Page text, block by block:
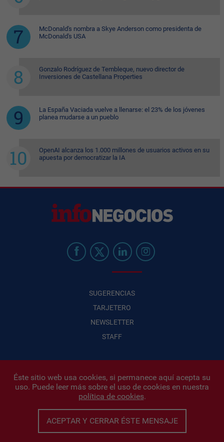
McDonald's nombra a Skye Anderson como presidenta de
McDonald's USA
Gonzalo Rodríguez de Tembleque, nuevo director de
Inversiones de Castellana Properties
La España Vaciada vuelve a llenarse: el 23% de los jóvenes
planea mudarse a un pueblo
OpenAI alcanza los 1.000 millones de usuarios activos en su
apuesta por democratizar la IA
SUGERENCIAS
TARJETERO
NEWSLETTER
STAFF
Infonegocios 2026| INFONEGOCIOS S.A. · CUIT: 30710438486 |
Políticas de Privacidad|Protección de datos personales
Iñigo Biain
Este sitio esta protegido por Google reCAPTCHA y con
Políticas de
privacidad de GoogleyTerminos del servicioaplicados.
Éste sitio web usa cookies, si permanece aquí acepta su
uso. Puede leer más sobre el uso de cookies en nuestra
política de cookies.
ACEPTAR Y CERRAR ÉSTE MENSAJE